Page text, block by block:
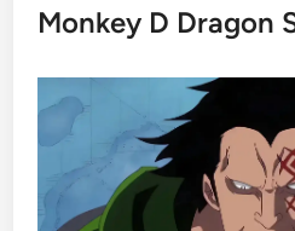
Monkey D Dragon